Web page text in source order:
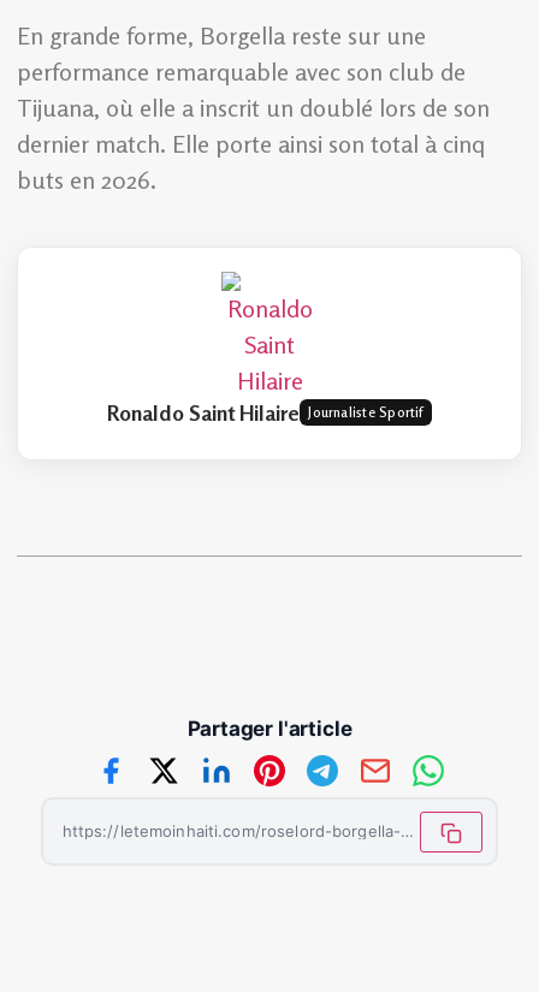
En grande forme, Borgella reste sur une
performance remarquable avec son club de
Tijuana, où elle a inscrit un doublé lors de son
dernier match. Elle porte ainsi son total à cinq
buts en 2026.
Ronaldo Saint Hilaire Journaliste Sportif
Partager l'article
https://letemoinhaiti.com/roselord-borgella-signe-son-retour-en-equipe-nationale/